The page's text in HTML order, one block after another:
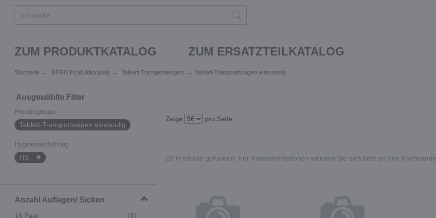
ZUM PRODUKTKATALOG ZUM ERSATZTEILKATALOG
Startseite BPRO Produktkatalog Tablett Transportwagen Tablett-Transportwagen einwandig
Ausgewählte Filter
Produktgruppe
Tablett-Transportwagen einwandig
Hygieneausführung
HS
Anzahl Auflagen/ Sicken
16 Paar (3)
Zeige pro Seite
23 Produkte gefunden. Für Preisinformationen wenden Sie sich bitte an den